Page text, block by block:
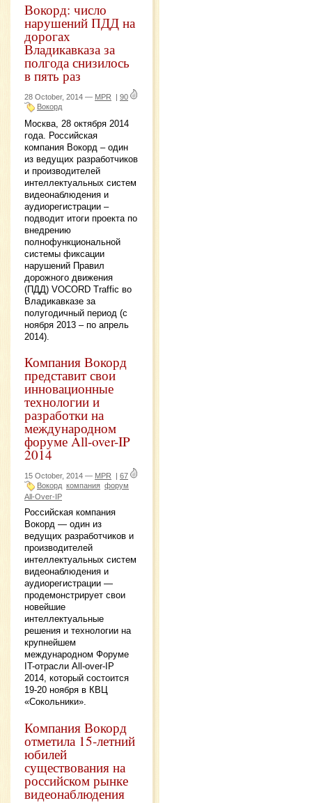
Вокорд: число
нарушений ПДД на
дорогах
Владикавказа за
полгода снизилось
в пять раз
28 October, 2014 — MPR | 90
Вокорд
Москва, 28 октября 2014
года. Российская
компания Вокорд – один
из ведущих разработчиков
и производителей
интеллектуальных систем
видеонаблюдения и
аудиорегистрации –
подводит итоги проекта по
внедрению
полнофункциональной
системы фиксации
нарушений Правил
дорожного движения
(ПДД) VOCORD Traffic во
Владикавказе за
полугодичный период (с
ноября 2013 – по апрель
2014).
Компания Вокорд
представит свои
инновационные
технологии и
разработки на
международном
форуме All-over-IP
2014
15 October, 2014 — MPR
67
Вокорд компания форум
All-Over-IP
Российская компания
Вокорд — один из
ведущих разработчиков и
производителей
интеллектуальных систем
видеонаблюдения и
аудиорегистрации —
продемонстрирует свои
новейшие
интеллектуальные
решения и технологии на
крупнейшем
международном Форуме
IT-отрасли All-over-IP
2014, который состоится
19-20 ноября в КВЦ
«Сокольники».
Компания Вокорд
отметила 15-летний
юбилей
существования на
российском рынке
видеонаблюдения